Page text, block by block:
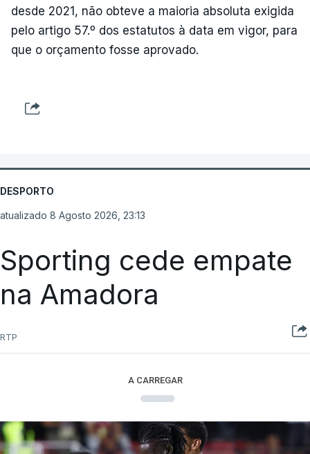
desde 2021, não obteve a maioria absoluta exigida
pelo artigo 57.º dos estatutos à data em vigor, para
que o orçamento fosse aprovado.
DESPORTO
atualizado 8 Agosto 2026, 23:13
Sporting cede empate
na Amadora
RTP
A CARREGAR